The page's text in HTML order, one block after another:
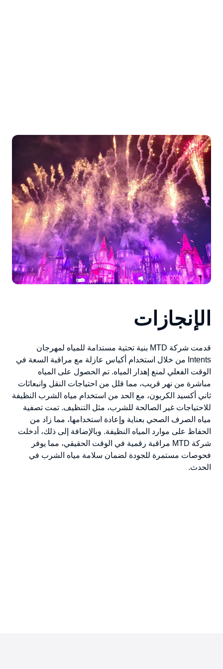
الإنجازات
قدمت شركة MTD بنية تحتية مستدامة للمياه لمهرجان
Intents من خلال استخدام أكياس عازلة مع مراقبة السعة في
الوقت الفعلي لمنع إهدار المياه. تم الحصول على المياه
مباشرة من نهر قريب، مما قلل من احتياجات النقل وانبعاثات
ثاني أكسيد الكربون، مع الحد من استخدام مياه الشرب النظيفة
للاحتياجات غير الصالحة للشرب، مثل التنظيف. تمت تصفية
مياه الصرف الصحي بعناية وإعادة استخدامها، مما زاد من
الحفاظ على موارد المياه النظيفة. وبالإضافة إلى ذلك، أدخلت
شركة MTD مراقبة رقمية في الوقت الحقيقي، مما يوفر
فحوصات مستمرة للجودة لضمان سلامة مياه الشرب في
الحدث.